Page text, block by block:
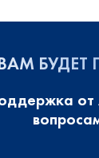
БУДЕТ
от